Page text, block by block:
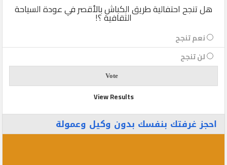
هل تنجح احتفالية طريق الكباش بالأقصر في عودة السياحة
الثقافية ؟!
نعم تنجح
لن تنجح
View Results
احجز غرفتك بنفسك بدون وكيل وعمولة